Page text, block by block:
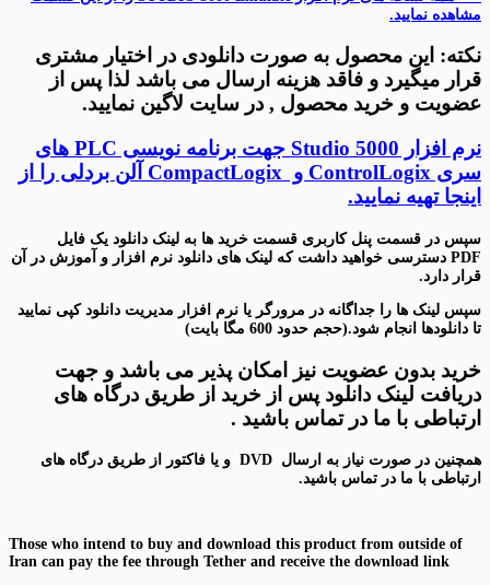
مشاهده نمایید.
نکته: این محصول به صورت دانلودی در اختیار مشتری
قرار میگیرد و فاقد هزینه ارسال می باشد لذا پس از
عضویت و خرید محصول , در سایت لاگین نمایید.
نرم افزار Studio 5000 جهت برنامه نویسی PLC های
سری ControlLogix و CompactLogix آلن بردلی را از
اینجا تهیه نمایید.
سپس در قسمت پنل کاربری قسمت خرید ها به لینک دانلود یک فایل
PDF دسترسی خواهید داشت که لینک های دانلود نرم افزار و آموزش در آن
قرار دارد.
سپس لینک ها را جداگانه در مرورگر یا نرم افزار مدیریت دانلود کپی نمایید
تا دانلودها انجام شود.(حجم حدود 600 مگا بایت
)
خرید بدون عضویت نیز امکان پذیر می باشد و جهت
دریافت لینک دانلود پس از خرید از طریق درگاه های
ارتباطی با ما در تماس باشید .
همچنین در صورت نیاز به ارسال DVD و یا فاکتور از طریق درگاه های
ارتباطی با ما در تماس باشید.
Those who intend to buy and download this product from outside of
Iran can pay the fee through Tether and receive the download link